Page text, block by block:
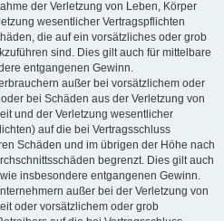
d
e
o
der Verletzung von Leben, Körper
wesentlicher Vertragspflichten
die auf ein vorsätzliches oder grob
sind. Dies gilt auch für mittelbare
entgangenen Gewinn.
außer bei vorsätzlichem oder
bei Schäden aus der Verletzung von
und der Verletzung wesentlicher
auf die bei Vertragsschluss
Schäden und im übrigen der Höhe nach
begrenzt. Dies gilt auch
insbesondere entgangenen Gewinn.
außer bei der Verletzung von
oder vorsätzlichem oder grob